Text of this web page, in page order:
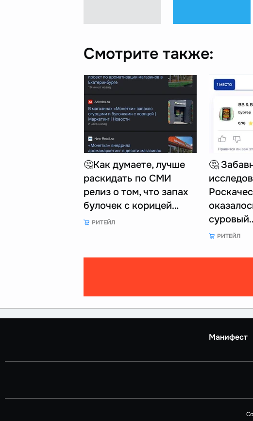
Смотрите также:
🤔Как думаете, лучше
раскидать по СМИ
релиз о том, что запах
булочек с корицей…
РИТЕЙЛ
🤔
РИТЕЙЛ
Манифест